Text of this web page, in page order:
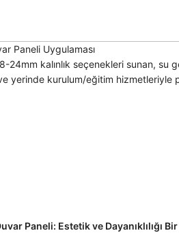
Paneli Uygulaması
24mm kalınlık seçenekleri sunan,
yerinde kurulum/eğitim hizmetleriyle
Paneli: Estetik ve Dayanıklılığı